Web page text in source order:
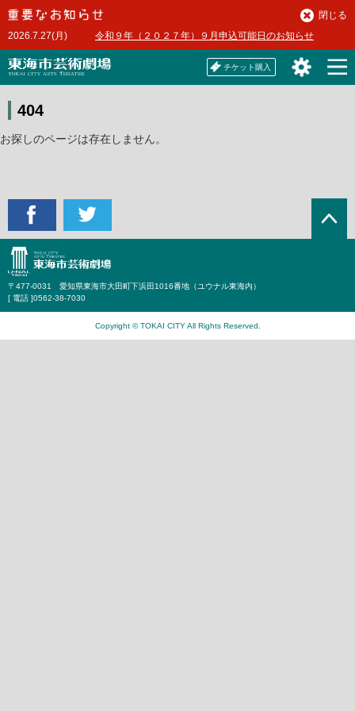
本
文
へ2026.7.27(月) 令和９年（２０２７年）９月申込可能日のお知らせ
閉じる
チケット購入
404
お探しのページは存在しません。
〒477-0031 愛知県東海市大田町下浜田1016番地（ユウナル東海内）
[ 電話 ]0562-38-7030
Copyright © TOKAI CITY All Rights Reserved.